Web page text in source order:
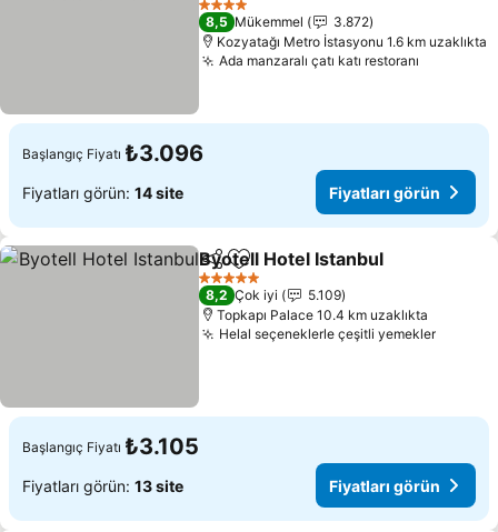
4 Yıldız
8,5 Mükemmel
3.872
Kozyatağı Metro İstasyonu 1.6 km uzaklıkta
Ada manzaralı çatı katı restoranı
Başlangıç Fiyatı ₺3.096
Fiyatları görün: 14 site Fiyatları görün
PaylaşFavorilerime ekle
Byotell Hotel Istanbul
5 Yıldız
8,2 Çok iyi
5.109
Topkapı Palace 10.4 km uzaklıkta
Helal seçeneklerle çeşitli yemekler
Başlangıç Fiyatı ₺3.105
Fiyatları görün: 13 site Fiyatları görün